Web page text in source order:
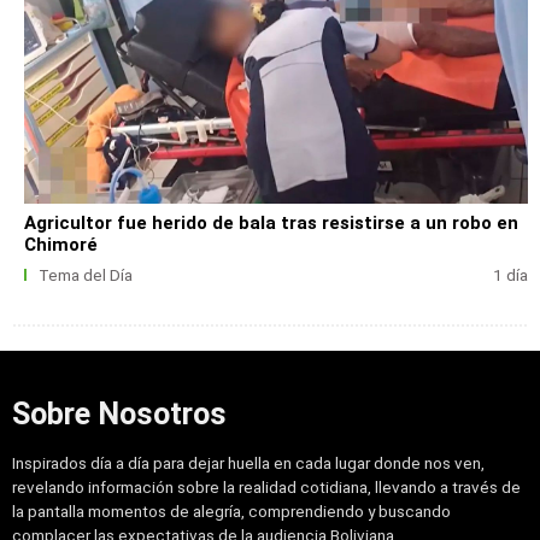
Agricultor fue herido de bala tras resistirse a un robo en
Chimoré
Tema del Día 1 día
Sobre Nosotros
Inspirados día a día para dejar huella en cada lugar donde nos ven,
revelando información sobre la realidad cotidiana, llevando a través de
la pantalla momentos de alegría, comprendiendo y buscando
complacer las expectativas de la audiencia Boliviana.